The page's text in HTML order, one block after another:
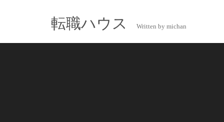
転職ハウス Written by michan